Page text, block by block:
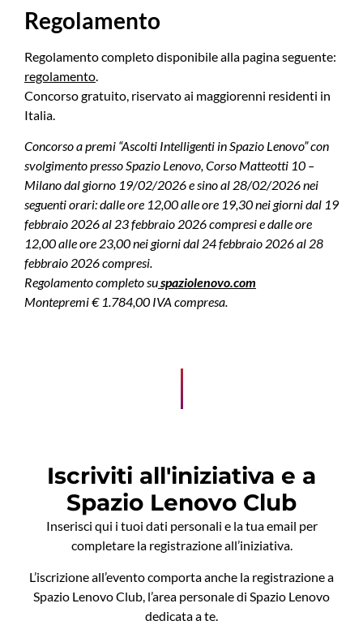
Regolamento
Regolamento completo disponibile alla pagina seguente:
regolamento.
Concorso gratuito, riservato ai maggiorenni residenti in
Italia.
Concorso a premi “Ascolti Intelligenti in Spazio Lenovo” con
svolgimento presso Spazio Lenovo, Corso Matteotti 10 –
Milano dal giorno 19/02/2026 e sino al 28/02/2026 nei
seguenti orari: dalle ore 12,00 alle ore 19,30 nei giorni dal 19
febbraio 2026 al 23 febbraio 2026 compresi e dalle ore
12,00 alle ore 23,00 nei giorni dal 24 febbraio 2026 al 28
febbraio 2026 compresi.
Regolamento completo suspaziolenovo.com
Montepremi € 1.784,00 IVA compresa.
Iscriviti all'iniziativa e a
Spazio Lenovo Club
Inserisci qui i tuoi dati personali e la tua email per
completare la registrazione all’iniziativa.
L’iscrizione all’evento comporta anche la registrazione a
Spazio Lenovo Club, l’area personale di Spazio Lenovo
dedicata a te.